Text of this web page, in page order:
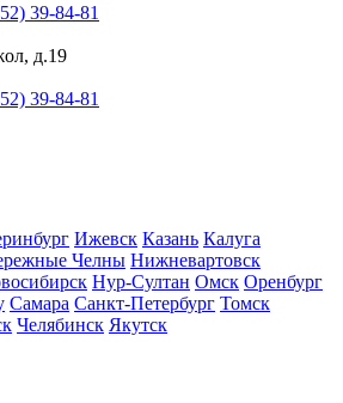
39-84-81
д.19
39-84-81
Ижевск Казань Калуга
Челны Нижневартовск
Нур-Султан Омск Оренбург
Самара Санкт-Петербург Томск
Челябинск Якутск